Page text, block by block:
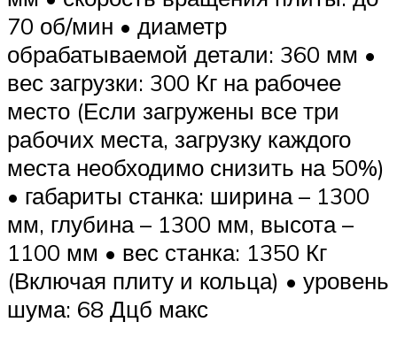
70 об/мин • диаметр
обрабатываемой детали: 360 мм •
вес загрузки: 300 Кг на рабочее
место (Если загружены все три
рабочих места, загрузку каждого
места необходимо снизить на 50%)
• габариты станка: ширина – 1300
мм, глубина – 1300 мм, высота –
1100 мм • вес станка: 1350 Кг
(Включая плиту и кольца) • уровень
шума: 68 Дцб макс